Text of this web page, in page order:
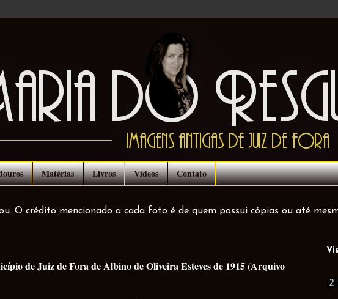
Matérias Livros Vídeos Contato
O crédito mencionado a cada foto é de quem possui cópias ou até
de Juiz de Fora de Albino de Oliveira Esteves de 1915 (Arquivo